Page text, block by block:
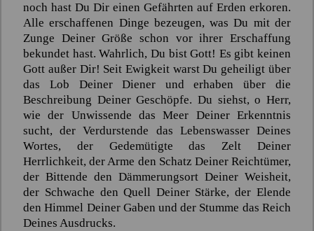
noch hast Du Dir einen Gefährten auf Erden erkoren.
Alle erschaffenen Dinge bezeugen, was Du mit der
Zunge Deiner Größe schon vor ihrer Erschaffung
bekundet hast. Wahrlich, Du bist Gott! Es gibt keinen
Gott außer Dir! Seit Ewigkeit warst Du geheiligt über
das Lob Deiner Diener und erhaben über die
Beschreibung Deiner Geschöpfe. Du siehst, o Herr,
wie der Unwissende das Meer Deiner Erkenntnis
sucht, der Verdurstende das Lebenswasser Deines
Wortes, der Gedemütigte das Zelt Deiner
Herrlichkeit, der Arme den Schatz Deiner Reichtümer,
der Bittende den Dämmerungsort Deiner Weisheit,
der Schwache den Quell Deiner Stärke, der Elende
den Himmel Deiner Gaben und der Stumme das Reich
Deines Ausdrucks.